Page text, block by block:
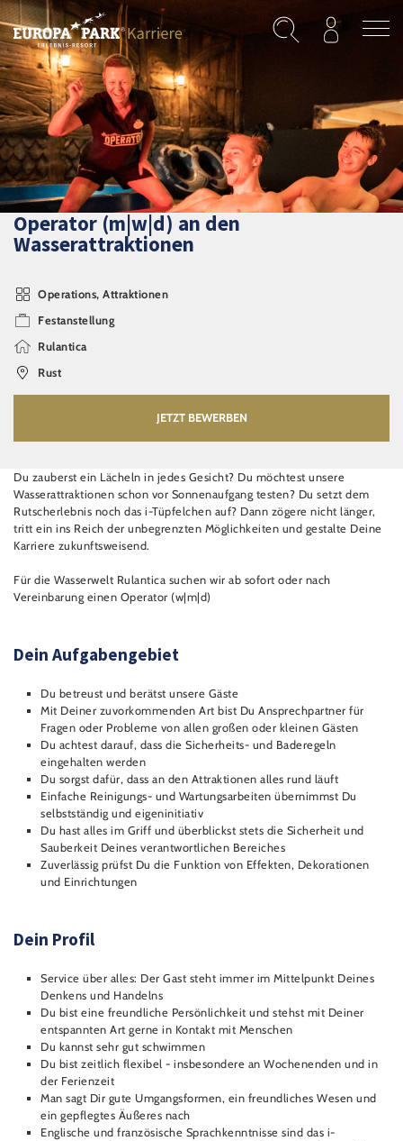
Direkt zum Inhalt
Operator (m|w|d) an den
Wasserattraktionen
Operations, Attraktionen
Festanstellung
Rulantica
Rust
JETZT BEWERBEN
Du zauberst ein Lächeln in jedes Gesicht? Du möchtest unsere
Wasserattraktionen schon vor Sonnenaufgang testen? Du setzt dem
Rutscherlebnis noch das i-Tüpfelchen auf? Dann zögere nicht länger,
tritt ein ins Reich der unbegrenzten Möglichkeiten und gestalte Deine
Karriere zukunftsweisend.
Für die Wasserwelt Rulantica suchen wir ab sofort oder nach
Vereinbarung einen Operator (w|m|d)
Dein Aufgabengebiet
Du betreust und berätst unsere Gäste
Mit Deiner zuvorkommenden Art bist Du Ansprechpartner für
Fragen oder Probleme von allen großen oder kleinen Gästen
Du achtest darauf, dass die Sicherheits- und Baderegeln
eingehalten werden
Du sorgst dafür, dass an den Attraktionen alles rund läuft
Einfache Reinigungs- und Wartungsarbeiten übernimmst Du
selbstständig und eigeninitiativ
Du hast alles im Griff und überblickst stets die Sicherheit und
Sauberkeit Deines verantwortlichen Bereiches
Zuverlässig prüfst Du die Funktion von Effekten, Dekorationen
und Einrichtungen
Dein Profil
Service über alles: Der Gast steht immer im Mittelpunkt Deines
Denkens und Handelns
Du bist eine freundliche Persönlichkeit und stehst mit Deiner
entspannten Art gerne in Kontakt mit Menschen
Du kannst sehr gut schwimmen
Du bist zeitlich flexibel - insbesondere an Wochenenden und in
der Ferienzeit
Man sagt Dir gute Umgangsformen, ein freundliches Wesen und
ein gepflegtes Äußeres nach
Englische und französische Sprachkenntnisse sind das i-